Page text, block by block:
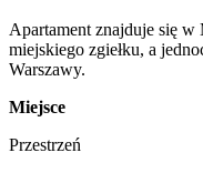
Apartament znajduje się
miejskiego zgiełku, a
Warszawy.
Miejsce
Przestrzeń